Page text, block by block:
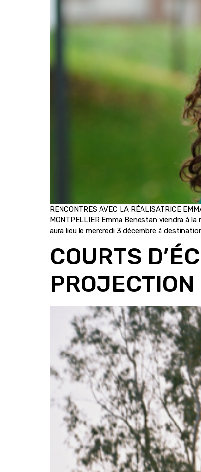
RENCONTRES AVEC LA RÉALISATRICE
MONTPELLIER Emma Benestan viendra à
aura lieu le mercredi 3 décembre à
COURTS
PROJECTION